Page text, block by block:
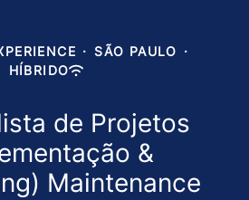
· SÃO PAULO ·
HÍBRIDO
de Projetos
&
Maintenance